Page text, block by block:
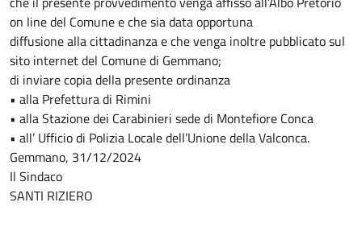
on line del Comune e che sia data opportuna
diffusione alla cittadinanza e che venga inoltre pubblicato sul
sito internet del Comune di Gemmano;
di inviare copia della presente ordinanza
• alla Prefettura di Rimini
• alla Stazione dei Carabinieri sede di Montefiore Conca
• all’ Ufficio di Polizia Locale dell’Unione della Valconca.
Gemmano, 31/12/2024
Il Sindaco
SANTI RIZIERO